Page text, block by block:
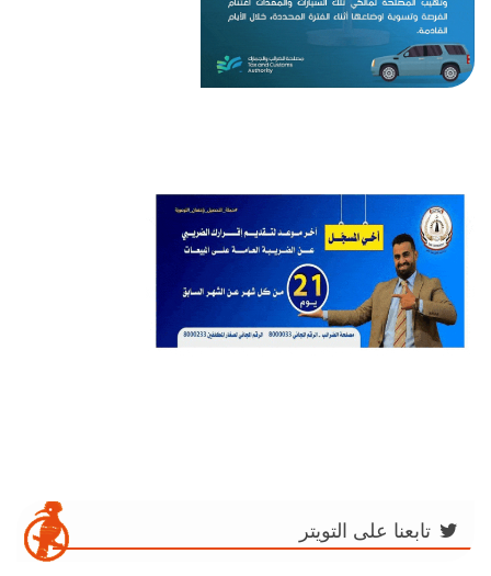
تابعنا على التويتر